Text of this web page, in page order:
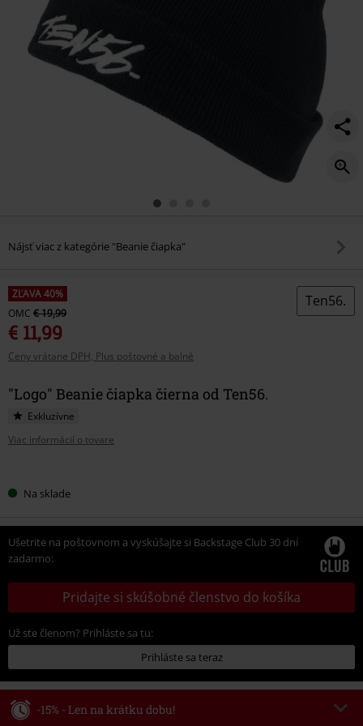
Nájsť viac z kategórie "Beanie čiapka"
ZĽAVA 40%
OMC € 19,99
€ 11,99
Ceny vrátane DPH, Plus poštovné a balné
Ten56.
"Logo" Beanie čiapka čierna od Ten56.
Exkluzívne
Viac informácií o tovare
si Na sklade
Ušetrite na poštovnom a vyskúšajte si Backstage Club 30 dní
zadarmo:
Pridajte si skúšobné členstvo do košíka
Už ste členom? Prihláste sa tu:
Prihláste sa teraz
-15% - Len na krátku dobu!